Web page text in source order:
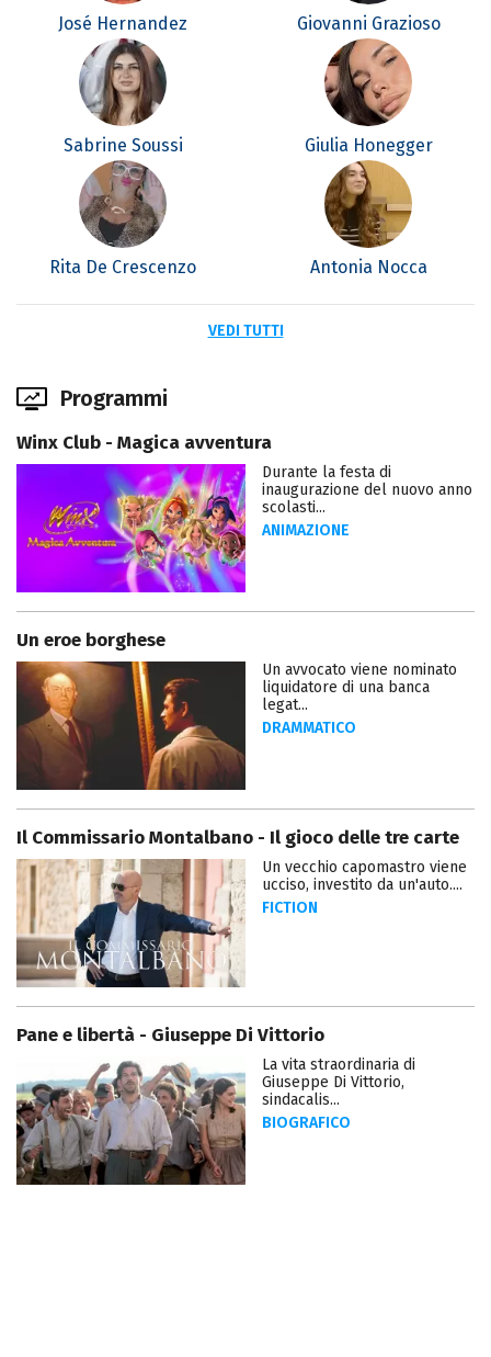
José Hernandez Giovanni Grazioso
Sabrine Soussi Giulia Honegger
Rita De Crescenzo Antonia Nocca
VEDI TUTTI
Programmi
Winx Club - Magica avventura
Durante la festa di
inaugurazione del nuovo anno
scolasti...
ANIMAZIONE
Un eroe borghese
Un avvocato viene nominato
liquidatore di una banca
legat...
DRAMMATICO
Il Commissario Montalbano - Il gioco delle tre carte
Un vecchio capomastro viene
ucciso, investito da un'auto....
FICTION
Pane e libertà - Giuseppe Di Vittorio
La vita straordinaria di
Giuseppe Di Vittorio,
sindacalis...
BIOGRAFICO